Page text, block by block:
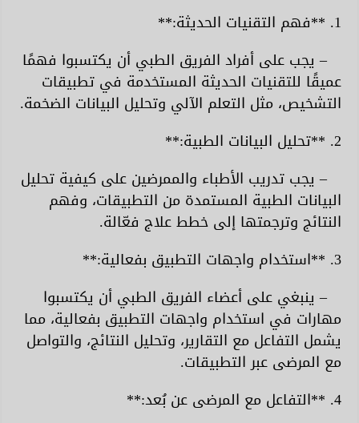
1. **فهم التقنيات الحديثة:**
– يجب على أفراد الفريق الطبي أن يكتسبوا فهمًا
عميقًا للتقنيات الحديثة المستخدمة في تطبيقات
التشخيص، مثل التعلم الآلي وتحليل البيانات الضخمة.
2. **تحليل البيانات الطبية:**
– يجب تدريب الأطباء والممرضين على كيفية تحليل
البيانات الطبية المستمدة من التطبيقات، وفهم
النتائج وترجمتها إلى خطط علاج فعّالة.
3. **استخدام واجهات التطبيق بفعالية:**
– ينبغي على أعضاء الفريق الطبي أن يكتسبوا
مهارات في استخدام واجهات التطبيق بفعالية، مما
يشمل التفاعل مع التقارير، وتحليل النتائج، والتواصل
مع المرضى عبر التطبيقات.
4. **التفاعل مع المرضى عن بُعد:**